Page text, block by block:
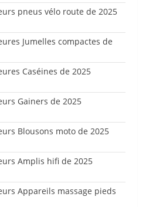
pneus vélo route de 2025
Jumelles compactes de
Caséines de 2025
Gainers de 2025
Blousons moto de 2025
Amplis hifi de 2025
Appareils massage pieds